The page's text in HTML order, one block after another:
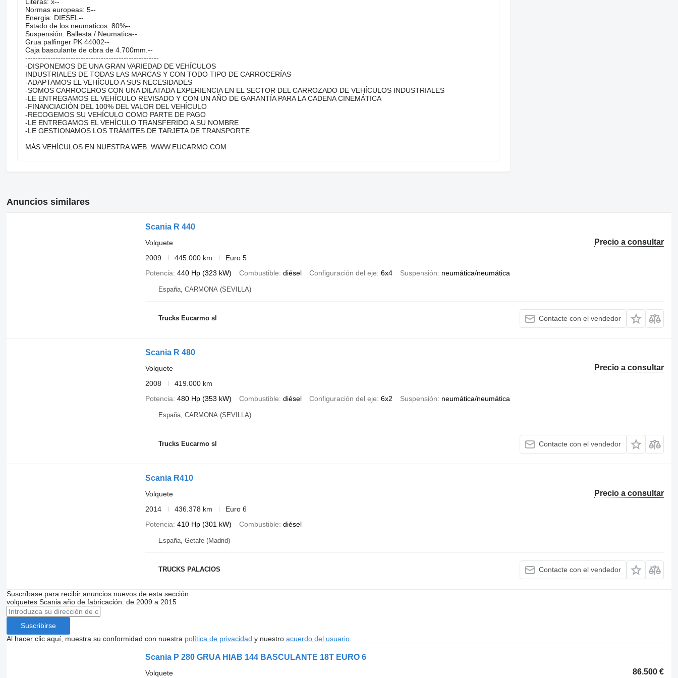
Normas europeas: 5--
Energia: DIESEL--
Estado de los neumaticos: 80%--
Suspensión: Ballesta / Neumatica--
Grua palfinger PK 44002--
Caja basculante de obra de 4.700mm.--
-----------------------------------------------------
-DISPONEMOS DE UNA GRAN VARIEDAD DE VEHÍCULOS
INDUSTRIALES DE TODAS LAS MARCAS Y CON TODO TIPO DE CARROCERÍAS
-ADAPTAMOS EL VEHÍCULO A SUS NECESIDADES
-SOMOS CARROCEROS CON UNA DILATADA EXPERIENCIA EN EL SECTOR DEL CARROZADO DE VEHÍCULOS INDUSTRIALES
-LE ENTREGAMOS EL VEHÍCULO REVISADO Y CON UN AÑO DE GARANTÍA PARA LA CADENA CINEMÁTICA
-FINANCIACIÓN DEL 100% DEL VALOR DEL VEHÍCULO
-RECOGEMOS SU VEHÍCULO COMO PARTE DE PAGO
-LE ENTREGAMOS EL VEHÍCULO TRANSFERIDO A SU NOMBRE
-LE GESTIONAMOS LOS TRÁMITES DE TARJETA DE TRANSPORTE.
MÁS VEHÍCULOS EN NUESTRA WEB: WWW.EUCARMO.COM
Anuncios similares
Scania R 440
Precio a consultar
Volquete
2009
445.000 km
Euro 5
Potencia 440 Hp (323 kW) Combustible diésel Configuración del eje 6x4 Suspensión neumática/neumática
España, CARMONA (SEVILLA)
Trucks Eucarmo sl Contacte con el vendedor
Scania R 480
Precio a consultar
Volquete
2008
419.000 km
Potencia 480 Hp (353 kW) Combustible diésel Configuración del eje 6x2 Suspensión neumática/neumática
España, CARMONA (SEVILLA)
Trucks Eucarmo sl Contacte con el vendedor
Scania R410
Precio a consultar
Volquete
2014
436.378 km
Euro 6
Potencia 410 Hp (301 kW) Combustible diésel
España, Getafe (Madrid)
TRUCKS PALACIOS Contacte con el vendedor
Suscríbase para recibir anuncios nuevos de esta sección
volquetes Scania año de fabricación: de 2009 a 2015
Suscribirse
Al hacer clic aquí, muestra su conformidad con nuestra política de privacidad y nuestro acuerdo del usuario.
Scania P 280 GRUA HIAB 144 BASCULANTE 18T EURO 6
86.500 €
Volquete